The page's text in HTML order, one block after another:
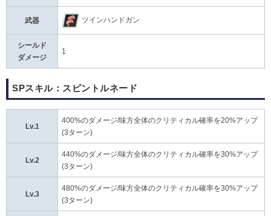
武器 ツインハンドガン
シールド
ダメージ
1
SPスキル：スピントルネード
Lv.1
400%のダメージ/味方全体のクリティカル確率を20%アップ
(3ターン)
Lv.2
440%のダメージ/味方全体のクリティカル確率を30%アップ
(3ターン)
Lv.3
480%のダメージ/味方全体のクリティカル確率を30%アップ
(3ターン)